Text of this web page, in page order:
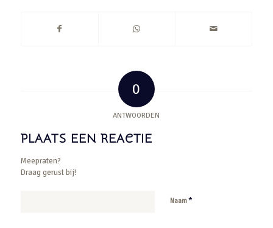
0
ANTWOORDEN
PLAATS EEN REACTIE
Meepraten?
Draag gerust bij!
Naam*